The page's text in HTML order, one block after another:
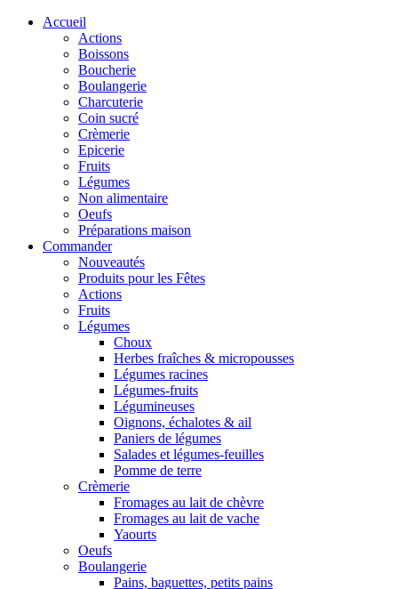
Accueil
Actions
Boissons
Boucherie
Boulangerie
Charcuterie
Coin sucré
Crèmerie
Epicerie
Fruits
Légumes
Non alimentaire
Oeufs
Préparations maison
Commander
Nouveautés
Produits pour les Fêtes
Actions
Fruits
Légumes
Choux
Herbes fraîches & micropousses
Légumes racines
Légumes-fruits
Légumineuses
Oignons, échalotes & ail
Paniers de légumes
Salades et légumes-feuilles
Pomme de terre
Crèmerie
Fromages au lait de chèvre
Fromages au lait de vache
Yaourts
Oeufs
Boulangerie
Pains, baguettes, petits pains